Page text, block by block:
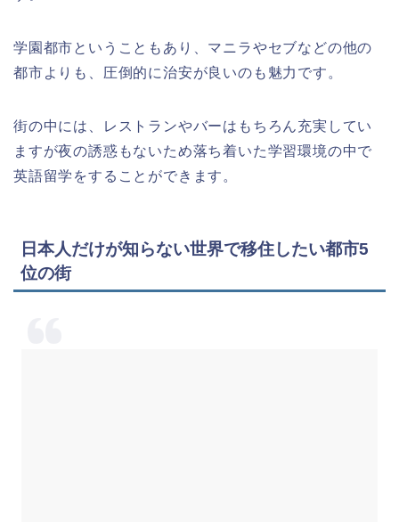
学園都市ということもあり、マニラやセブなどの他の
都市よりも、圧倒的に治安が良いのも魅力です。
街の中には、レストランやバーはもちろん充実してい
ますが夜の誘惑もないため落ち着いた学習環境の中で
英語留学をすることができます。
日本人だけが知らない世界で移住したい都市5
位の街